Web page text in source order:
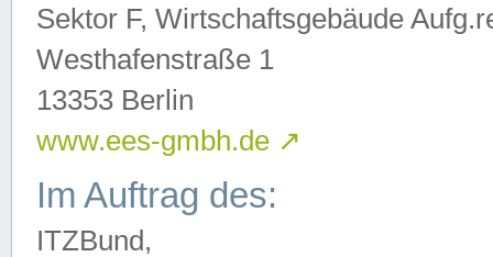
Sektor F, Wirtschaftsgebäude
Westhafenstraße 1
13353 Berlin
www.ees-gmbh.de ↗
Im Auftrag des:
ITZBund,